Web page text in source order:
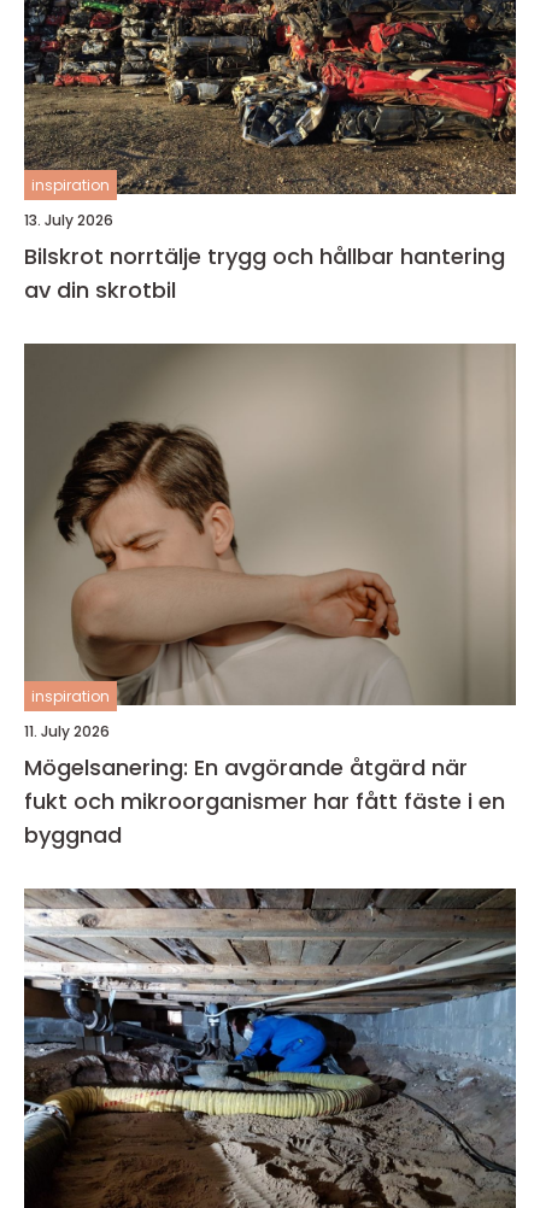
inspiration
13. July 2026
Bilskrot norrtälje trygg och hållbar hantering
av din skrotbil
inspiration
11. July 2026
Mögelsanering: En avgörande åtgärd när
fukt och mikroorganismer har fått fäste i en
byggnad